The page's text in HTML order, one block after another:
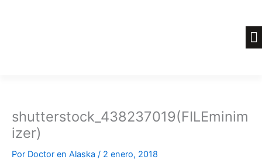
shutterstock_438237019(FILEminim
izer)
Por Doctor en Alaska / 2 enero, 2018